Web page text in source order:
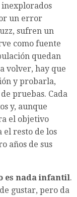
inexplorados
un error
sufren un
como fuente
quedan
volver, hay que
y probarla,
pruebas. Cada
y, aunque
el objetivo
el resto de los
años de sus
es nada infantil.
gustar, pero da